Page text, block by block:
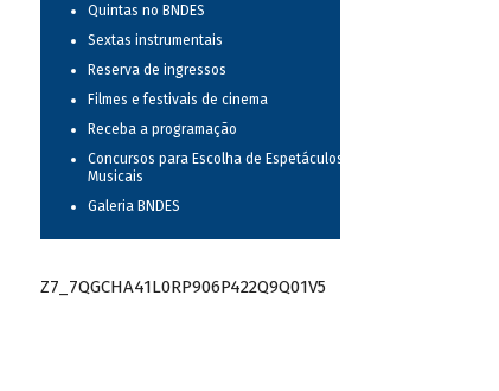
Quintas no BNDES
Sextas instrumentais
Reserva de ingressos
Filmes e festivais de cinema
Receba a programação
Concursos para Escolha de Espetáculos
Musicais
Galeria BNDES
Z7_7QGCHA41L0RP906P422Q9Q01V5